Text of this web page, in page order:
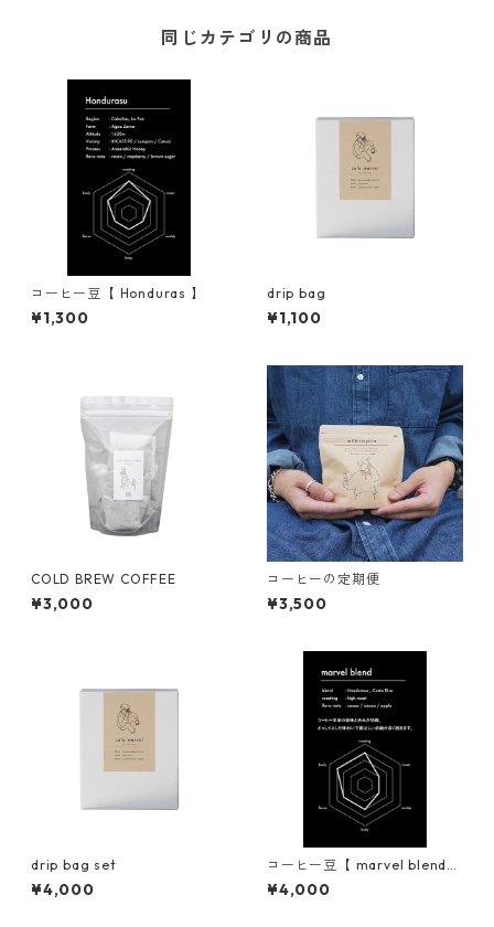
同じカテゴリの商品
コーヒー豆【 Honduras 】
¥1,300
drip bag
¥1,100
COLD BREW COFFEE
¥3,000
コーヒーの定期便
¥3,500
drip bag set
¥4,000
コーヒー豆【 marvel blend
】
¥4,000